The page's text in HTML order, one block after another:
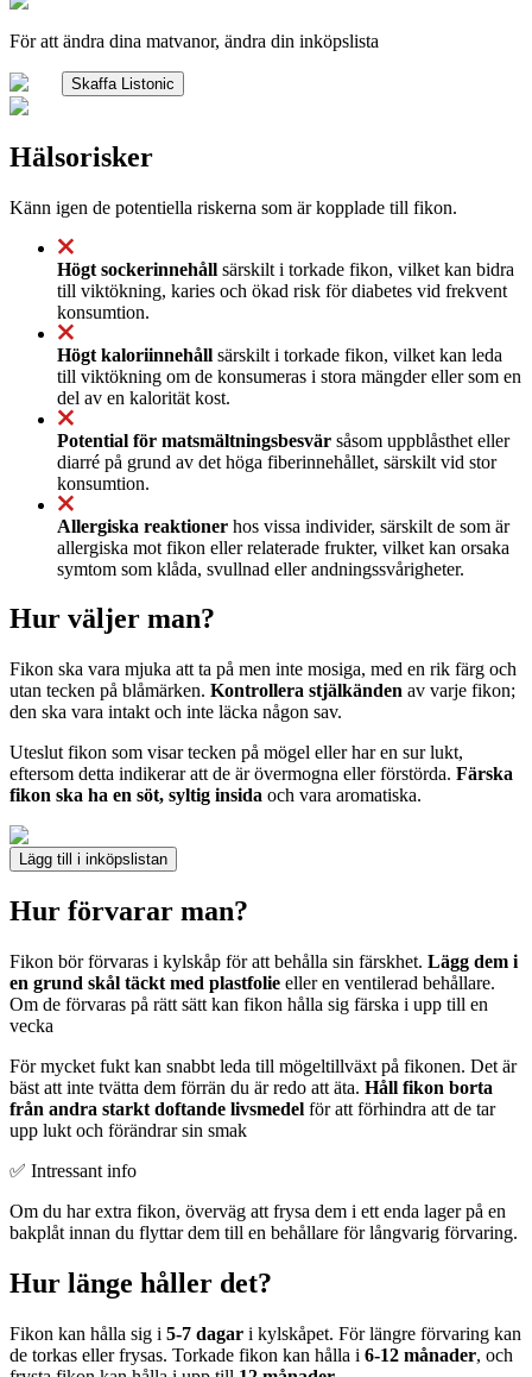
För att ändra dina matvanor, ändra din inköpslista
Skaffa Listonic
Hälsorisker
Känn igen de potentiella riskerna som är kopplade till fikon.
Högt sockerinnehåll särskilt i torkade fikon, vilket kan bidra
till viktökning, karies och ökad risk för diabetes vid frekvent
konsumtion.
Högt kaloriinnehåll särskilt i torkade fikon, vilket kan leda
till viktökning om de konsumeras i stora mängder eller som en
del av en kalorität kost.
Potential för matsmältningsbesvär såsom uppblåsthet eller
diarré på grund av det höga fiberinnehållet, särskilt vid stor
konsumtion.
Allergiska reaktioner hos vissa individer, särskilt de som är
allergiska mot fikon eller relaterade frukter, vilket kan orsaka
symtom som klåda, svullnad eller andningssvårigheter.
Hur väljer man?
Fikon ska vara mjuka att ta på men inte mosiga, med en rik färg och
utan tecken på blåmärken. Kontrollera stjälkänden av varje fikon;
den ska vara intakt och inte läcka någon sav.
Uteslut fikon som visar tecken på mögel eller har en sur lukt,
eftersom detta indikerar att de är övermogna eller förstörda. Färska
fikon ska ha en söt, syltig insida och vara aromatiska.
Lägg till i inköpslistan
Hur förvarar man?
Fikon bör förvaras i kylskåp för att behålla sin färskhet. Lägg dem i
en grund skål täckt med plastfolie eller en ventilerad behållare.
Om de förvaras på rätt sätt kan fikon hålla sig färska i upp till en
vecka
För mycket fukt kan snabbt leda till mögeltillväxt på fikonen. Det är
bäst att inte tvätta dem förrän du är redo att äta. Håll fikon borta
från andra starkt doftande livsmedel för att förhindra att de tar
upp lukt och förändrar sin smak
✅ Intressant info
Om du har extra fikon, överväg att frysa dem i ett enda lager på en
bakplåt innan du flyttar dem till en behållare för långvarig förvaring.
Hur länge håller det?
Fikon kan hålla sig i 5-7 dagar i kylskåpet. För längre förvaring kan
de torkas eller frysas. Torkade fikon kan hålla i 6-12 månader, och